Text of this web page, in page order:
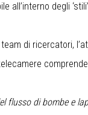
all’interno degli
di ricercatori,
flusso di bombe e